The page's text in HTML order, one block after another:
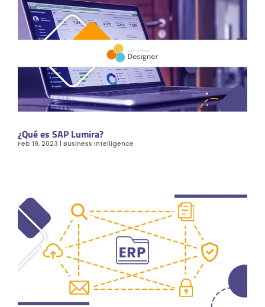
¿Qué es SAP Lumira?
Feb 19, 2023 |Business Intelligence